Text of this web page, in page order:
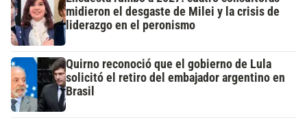
midieron el desgaste de Milei y la crisis de
liderazgo en el peronismo
Quirno reconoció que el gobierno de Lula
solicitó el retiro del embajador argentino en
Brasil